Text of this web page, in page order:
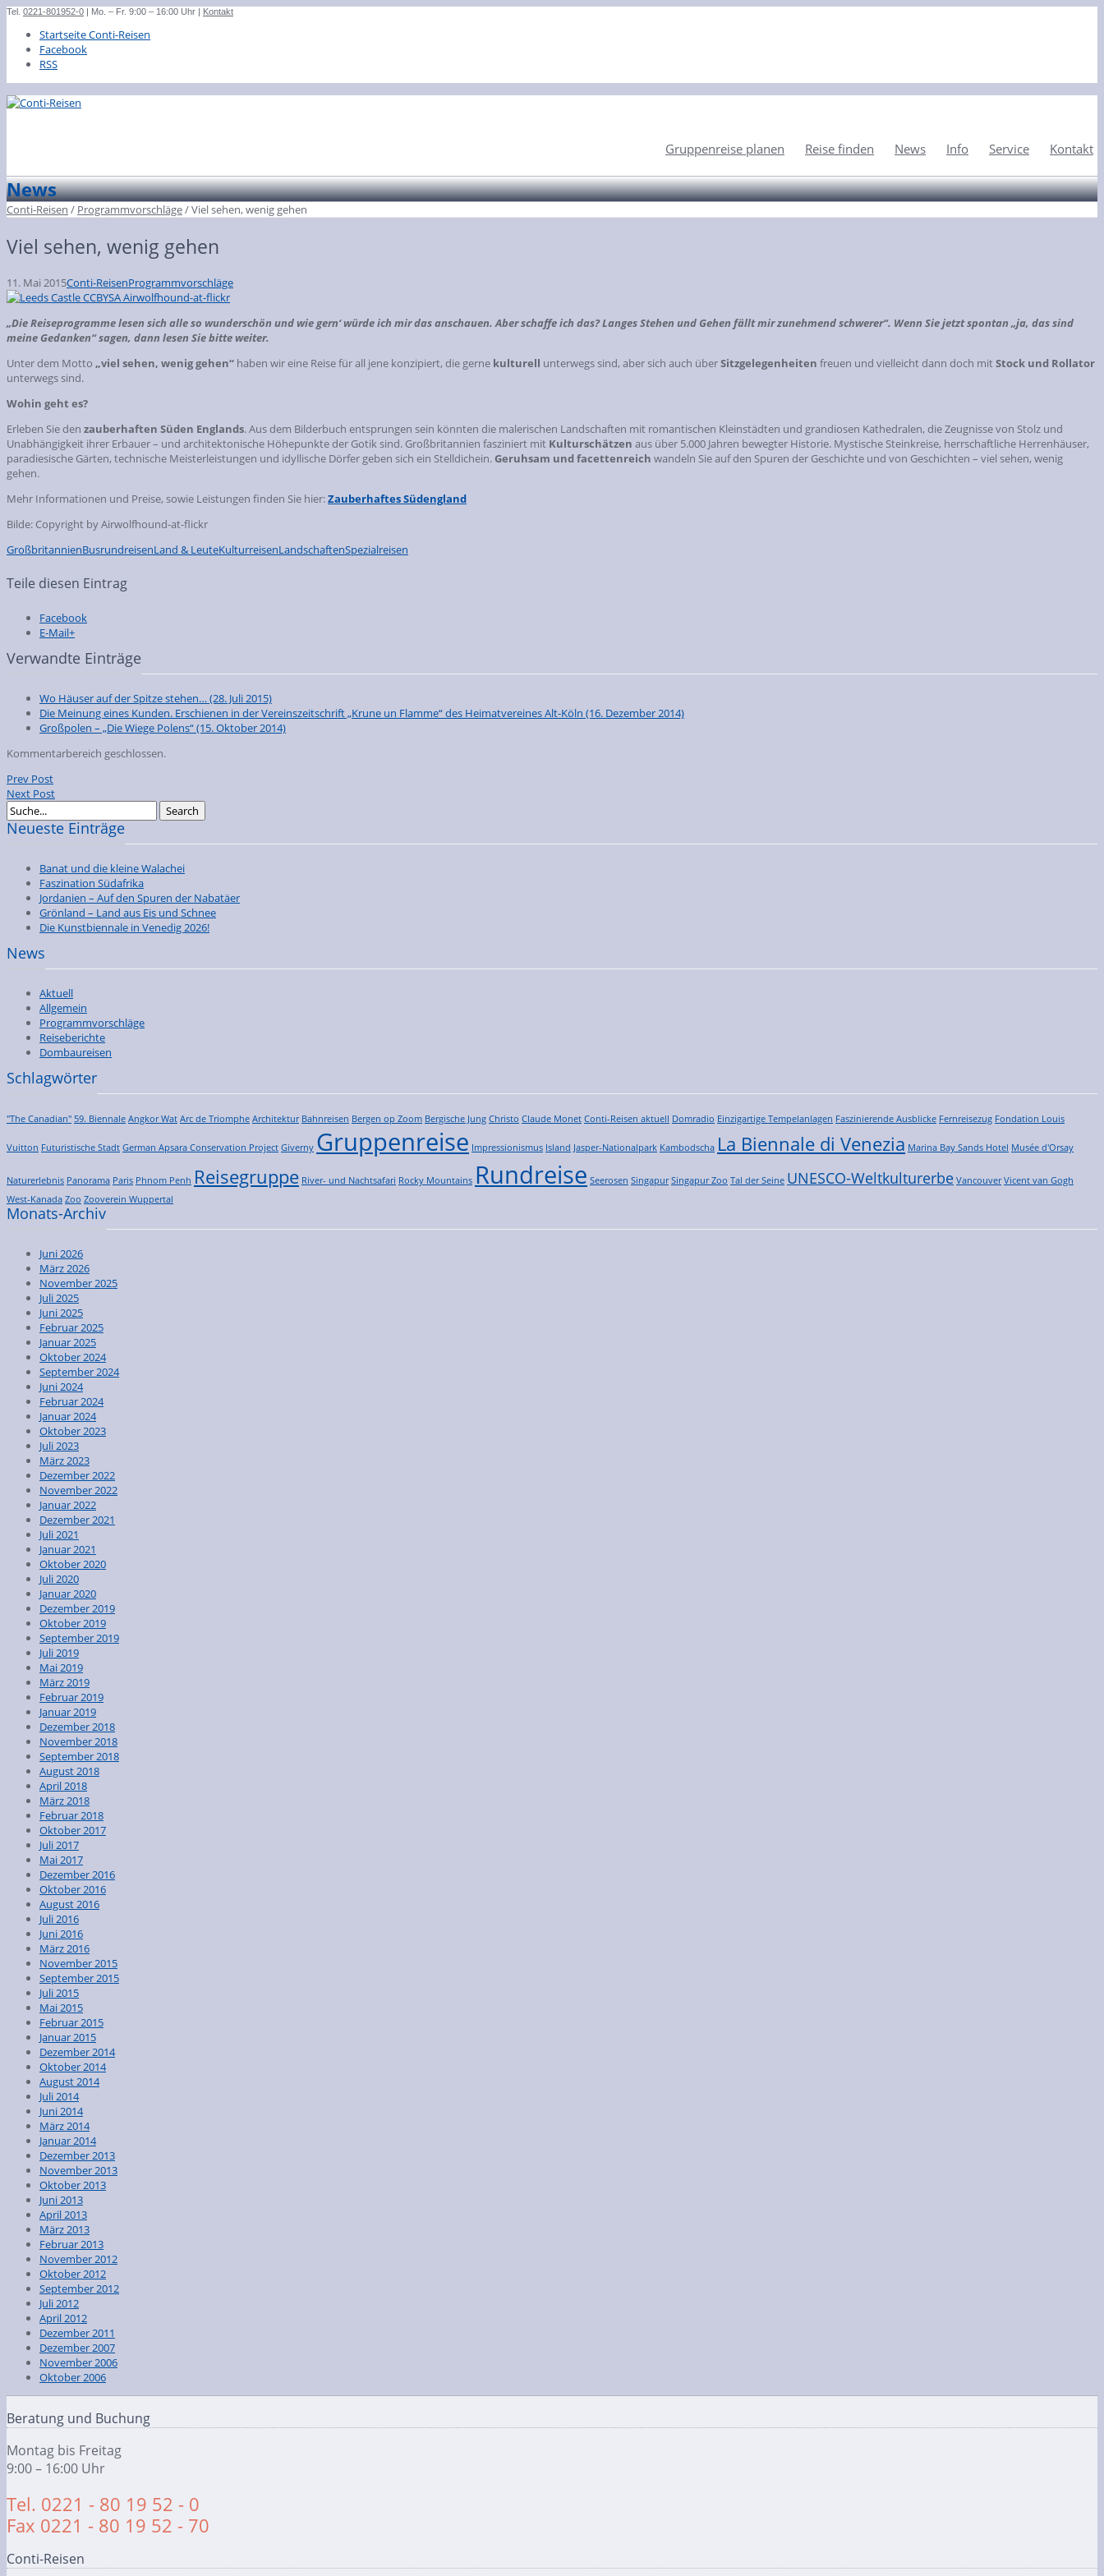
Tel. 0221-801952-0 | Mo. – Fr. 9:00 – 16:00 Uhr | Kontakt
Startseite Conti-Reisen
Facebook
RSS
Gruppenreise planen Reise finden News Info Service Kontakt
News
Conti-Reisen / Programmvorschläge/Viel sehen, wenig gehen
Viel sehen, wenig gehen
11. Mai 2015Conti-ReisenProgrammvorschläge
„Die Reiseprogramme lesen sich alle so wunderschön und wie gern‘ würde ich mir das anschauen. Aber schaffe ich das? Langes Stehen und Gehen fällt mir zunehmend schwerer“. Wenn Sie jetzt spontan „ja, das sind
meine Gedanken“ sagen, dann lesen Sie bitte weiter.
Unter dem Motto „viel sehen, wenig gehen“ haben wir eine Reise für all jene konzipiert, die gerne kulturell unterwegs sind, aber sich auch überSitzgelegenheiten freuen und vielleicht dann doch mitStock und Rollator
unterwegs sind.
Wohin geht es?
Erleben Sie den zauberhaften Süden Englands. Aus dem Bilderbuch entsprungen sein könnten die malerischen Landschaften mit romantischen Kleinstädten und grandiosen Kathedralen, die Zeugnisse von Stolz und
Unabhängigkeit ihrer Erbauer – und architektonische Höhepunkte der Gotik sind. Großbritannien fasziniert mit Kulturschätzen aus über 5.000 Jahren bewegter Historie. Mystische Steinkreise, herrschaftliche Herrenhäuser,
paradiesische Gärten, technische Meisterleistungen und idyllische Dörfer geben sich ein Stelldichein.Geruhsam und facettenreich wandeln Sie auf den Spuren der Geschichte und von Geschichten – viel sehen, wenig
gehen.
Mehr Informationen und Preise, sowie Leistungen finden Sie hier:Zauberhaftes Südengland
Bilde: Copyright by Airwolfhound-at-flickr
GroßbritannienBusrundreisenLand & LeuteKulturreisenLandschaftenSpezialreisen
Teile diesen Eintrag
Facebook
E-Mail+
Verwandte Einträge
Wo Häuser auf der Spitze stehen… (28. Juli 2015)
Die Meinung eines Kunden. Erschienen in der Vereinszeitschrift „Krune un Flamme“ des Heimatvereines Alt-Köln (16. Dezember 2014)
Großpolen – „Die Wiege Polens“(15. Oktober 2014)
Kommentarbereich geschlossen.
Prev Post
Next Post
Neueste Einträge
Banat und die kleine Walachei
Faszination Südafrika
Jordanien – Auf den Spuren der Nabatäer
Grönland – Land aus Eis und Schnee
Die Kunstbiennale in Venedig 2026!
News
Aktuell
Allgemein
Programmvorschläge
Reiseberichte
Dombaureisen
Schlagwörter
"The Canadian" 59. Biennale Angkor Wat Arc de Triomphe Architektur Bahnreisen Bergen op Zoom Bergische Jung Christo Claude Monet Conti-Reisen aktuell Domradio Einzigartige Tempelanlagen Faszinierende Ausblicke Fernreisezug Fondation Louis
Vuitton Futuristische Stadt German Apsara Conservation Project Giverny Gruppenreise Impressionismus Island Jasper-Nationalpark Kambodscha La Biennale di Venezia Marina Bay Sands Hotel Musée d'Orsay
Naturerlebnis Panorama Paris Phnom Penh Reisegruppe River- und Nachtsafari Rocky Mountains Rundreise Seerosen Singapur Singapur Zoo Tal der Seine UNESCO-Weltkulturerbe Vancouver Vicent van Gogh
West-Kanada Zoo Zooverein Wuppertal
Monats-Archiv
Juni 2026
März 2026
November 2025
Juli 2025
Juni 2025
Februar 2025
Januar 2025
Oktober 2024
September 2024
Juni 2024
Februar 2024
Januar 2024
Oktober 2023
Juli 2023
März 2023
Dezember 2022
November 2022
Januar 2022
Dezember 2021
Juli 2021
Januar 2021
Oktober 2020
Juli 2020
Januar 2020
Dezember 2019
Oktober 2019
September 2019
Juli 2019
Mai 2019
März 2019
Februar 2019
Januar 2019
Dezember 2018
November 2018
September 2018
August 2018
April 2018
März 2018
Februar 2018
Oktober 2017
Juli 2017
Mai 2017
Dezember 2016
Oktober 2016
August 2016
Juli 2016
Juni 2016
März 2016
November 2015
September 2015
Juli 2015
Mai 2015
Februar 2015
Januar 2015
Dezember 2014
Oktober 2014
August 2014
Juli 2014
Juni 2014
März 2014
Januar 2014
Dezember 2013
November 2013
Oktober 2013
Juni 2013
April 2013
März 2013
Februar 2013
November 2012
Oktober 2012
September 2012
Juli 2012
April 2012
Dezember 2011
Dezember 2007
November 2006
Oktober 2006
Beratung und Buchung
Montag bis Freitag
9:00 – 16:00 Uhr
Tel. 0221 - 80 19 52 - 0
Fax 0221 - 80 19 52 - 70
Conti-Reisen